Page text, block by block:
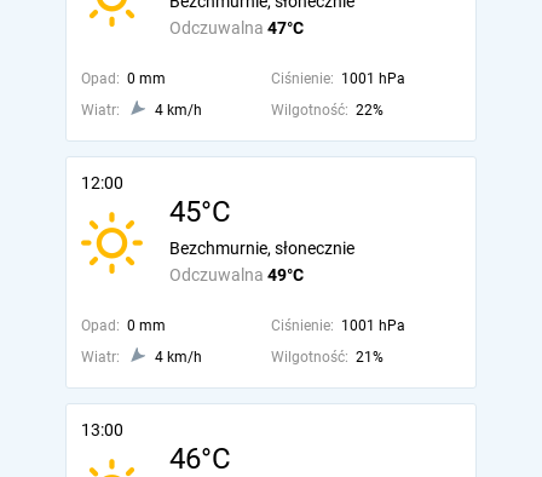
Odczuwalna 47°C
Opad: 0 mm Ciśnienie: 1001 hPa
Wiatr:
4 km/h Wilgotność: 22%
12:00
45°C
Odczuwalna 49°C
Bezchmurnie, słonecznie
Opad: 0 mm Ciśnienie: 1001 hPa
Wiatr:
4 km/h Wilgotność: 21%
13:00
46°C